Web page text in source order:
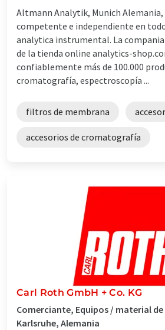
Altmann Analytik, Munich Alemania,
competente e independiente en
analytica instrumental. La
de la tienda online analytics-
confiablemente más de 100.000
cromatografía, espectroscopía ...
filtros de membrana
accesorios de cromatografía
Carl Roth GmbH + Co. KG
Comerciante, Equipos / material
Karlsruhe, Alemania